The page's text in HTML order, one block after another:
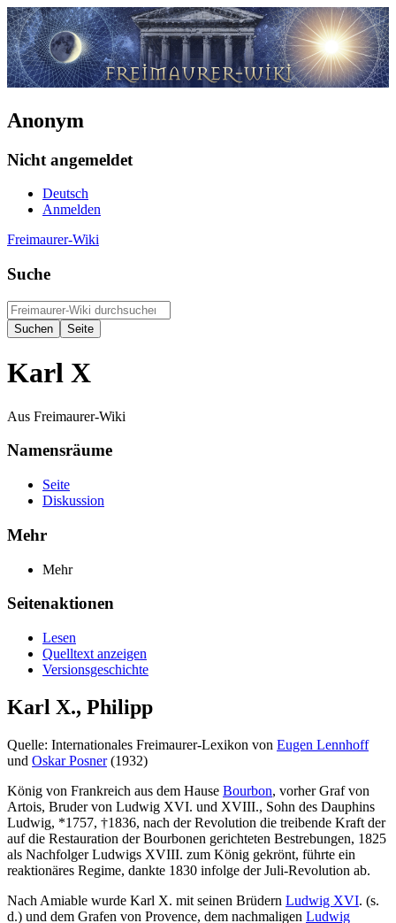
Anonym
Nicht angemeldet
Deutsch
Anmelden
Freimaurer-Wiki
Suche
Karl X
Aus Freimaurer-Wiki
Namensräume
Seite
Diskussion
Mehr
Mehr
Seitenaktionen
Lesen
Quelltext anzeigen
Versionsgeschichte
Karl X., Philipp
Quelle: Internationales Freimaurer-Lexikon von Eugen Lennhoff
und Oskar Posner(1932)
König von Frankreich aus dem Hause Bourbon, vorher Graf von
Artois, Bruder von Ludwig XVI. und XVIII., Sohn des Dauphins
Ludwig, *1757, †1836, nach der Revolution die treibende Kraft der
auf die Restauration der Bourbonen gerichteten Bestrebungen, 1825
als Nachfolger Ludwigs XVIII. zum König gekrönt, führte ein
reaktionäres Regime, dankte 1830 infolge der Juli-Revolution ab.
Nach Amiable wurde Karl X. mit seinen Brüdern Ludwig XVI. (s.
d.) und dem Grafen von Provence, dem nachmaligen Ludwig